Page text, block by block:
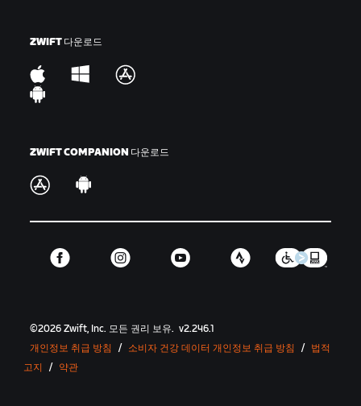
서 사용되는 다른 표현으로는 '드롭 더 해머' 또는 '해머
타임' 등이 있습니다.
킹/퀸 오브 마운틴(KOM/QOM):
오프 더 백:
한 명 이상의 라이더가 메인 그룹에서 드롭되
는 상황입니다.
오프 더 프런트:라이더가 브레이크어웨이에 참여하거나
는 것입니다.
세그먼트: 스프린트나 클라임처럼 Zwift에 순위표가 있
고 시간제한이 있는 도로 구간을 의미합니다.
ZWIFT 다운로드
ZWIFT COMPANION 다운로드
©2026 Zwift, Inc. 모든 권리 보유. v2.246.1
개인정보 취급 방침
/ 소비자 건강 데이터 개인정보 취급 방침 / 법적
고지
/ 약관